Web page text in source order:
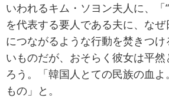
いわれるキム・ソヨン夫人に、「
を代表する要人である夫に、な
につながるような行動を焚きつ
いものだが、おそらく彼女は平
ろう。「韓国人とての民族の血よ
もの」と。